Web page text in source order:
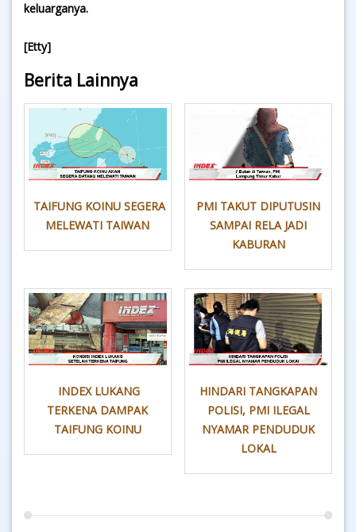
keluarganya.
[Etty]
Berita Lainnya
TAIFUNG KOINU SEGERA
MELEWATI TAIWAN
PMI TAKUT DIPUTUSIN
SAMPAI RELA JADI
KABURAN
INDEX LUKANG
TERKENA DAMPAK
TAIFUNG KOINU
HINDARI TANGKAPAN
POLISI, PMI ILEGAL
NYAMAR PENDUDUK
LOKAL